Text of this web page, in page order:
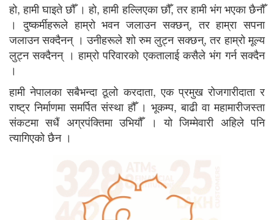
हो, हामी घाइते छौँ । हो, हामी हल्लिएका छौँ, तर हामी भंग भएका छैनौँ
। दुष्कर्मीहरूले हाम्रो भवन जलाउन सक्छन्, तर हाम्रा सपना
जलाउन सक्दैनन् । उनीहरूले शो रुम लुट्न सक्छन्, तर हाम्रो मूल्य
लुट्न सक्दैनन् । हाम्रो परिवारको एकतालाई कसैले भंग गर्न सक्दैन
।
हामी नेपालका सबैभन्दा ठूलो करदाता, एक प्रमुख रोजगारीदाता र
राष्ट्र निर्माणमा समर्पित संस्था हौँ । भूकम्प, बाढी वा महामारीजस्ता
संकटमा सधैं अग्रपंक्तिमा उभियौँ । यो जिम्मेवारी अहिले पनि
त्यागिएको छैन ।